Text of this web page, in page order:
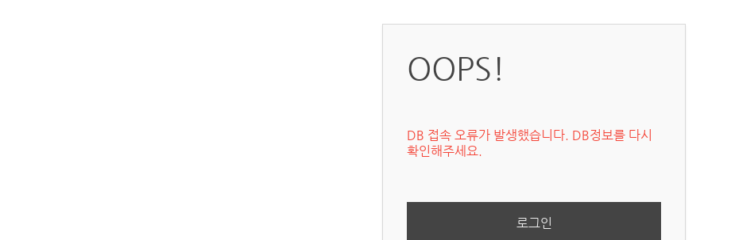
OOPS!
DB 접속 오류가 발생했습니다. DB정보를 다시
확인해주세요.
로그인